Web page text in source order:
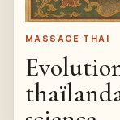
MASSAGE THAI